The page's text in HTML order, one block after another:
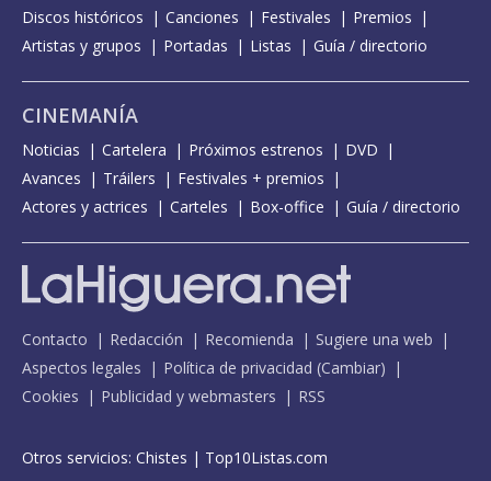
Discos históricos
Canciones Festivales
Premios
Artistas y grupos
Portadas Listas Guía / directorio
CINEMANÍA
Noticias Cartelera Próximos estrenos
DVD
Avances
Tráilers
Festivales + premios
Actores y actrices
Carteles Box-office Guía / directorio
Contacto Redacción Recomienda
Sugiere una web
Aspectos legales
Política de privacidad (Cambiar)
Cookies
Publicidad y webmasters RSS
Otros servicios: Chistes | Top10Listas.com